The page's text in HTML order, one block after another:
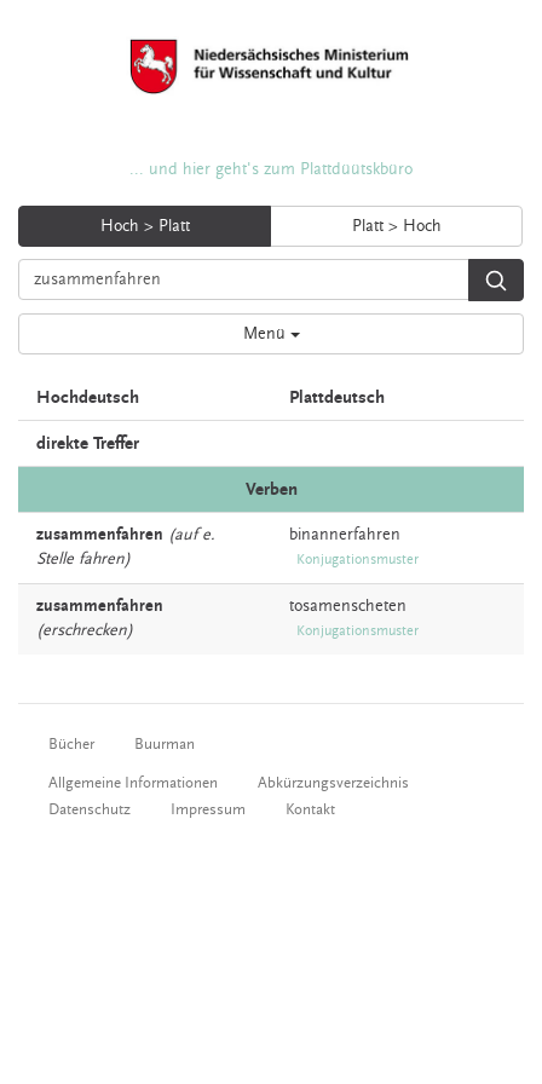
... und hier geht's zum Plattdüütskbüro
Hoch > Platt Platt > Hoch
Menü
Hochdeutsch Plattdeutsch
direkte Treffer
Verben
zusammenfahren (auf e.
Stelle fahren)
binannerfahren
Konjugationsmuster
zusammenfahren
(erschrecken)
tosamenscheten
Konjugationsmuster
Bücher Buurman
Allgemeine Informationen
Abkürzungsverzeichnis
Datenschutz
Impressum Kontakt